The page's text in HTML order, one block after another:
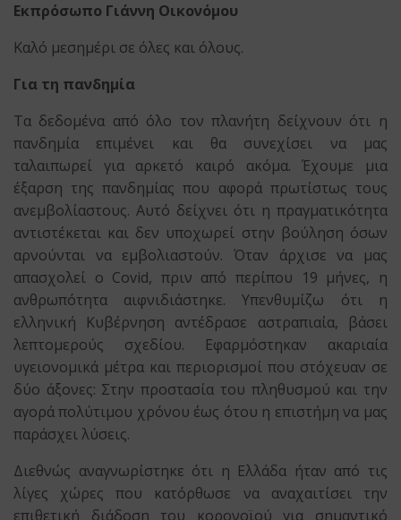
Εκπρόσωπο Γιάννη Οικονόμου
Καλό μεσημέρι σε όλες και όλους.
Για τη πανδημία
Τα δεδομένα από όλο τον πλανήτη δείχνουν ότι η
πανδημία επιμένει και θα συνεχίσει να μας
ταλαιπωρεί για αρκετό καιρό ακόμα. Έχουμε μια
έξαρση της πανδημίας που αφορά πρωτίστως τους
ανεμβολίαστους. Αυτό δείχνει ότι η πραγματικότητα
αντιστέκεται και δεν υποχωρεί στην βούληση όσων
αρνούνται να εμβολιαστούν. Όταν άρχισε να μας
απασχολεί ο Covid, πριν από περίπου 19 μήνες, η
ανθρωπότητα αιφνιδιάστηκε. Υπενθυμίζω ότι η
ελληνική Κυβέρνηση αντέδρασε αστραπιαία, βάσει
λεπτομερούς σχεδίου. Εφαρμόστηκαν ακαριαία
υγειονομικά μέτρα και περιορισμοί που στόχευαν σε
δύο άξονες: Στην προστασία του πληθυσμού και την
αγορά πολύτιμου χρόνου έως ότου η επιστήμη να μας
παράσχει λύσεις.
Διεθνώς αναγνωρίστηκε ότι η Ελλάδα ήταν από τις
λίγες χώρες που κατόρθωσε να αναχαιτίσει την
επιθετική διάδοση του κορονοϊού για σημαντικό